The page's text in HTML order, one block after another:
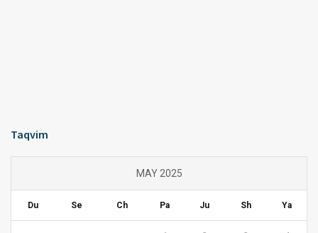
Taqvim
MAY 2025
Du Se Ch Pa Ju Sh Ya